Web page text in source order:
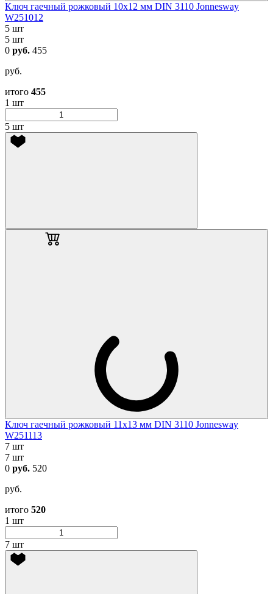
Ключ гаечный рожковый 10х12 мм DIN 3110 Jonnesway
W251012
5 шт
5 шт
0 руб. 455
руб.
итого 455
1 шт
5 шт
Ключ гаечный рожковый 11х13 мм DIN 3110 Jonnesway
W251113
7 шт
7 шт
0 руб. 520
руб.
итого 520
1 шт
7 шт